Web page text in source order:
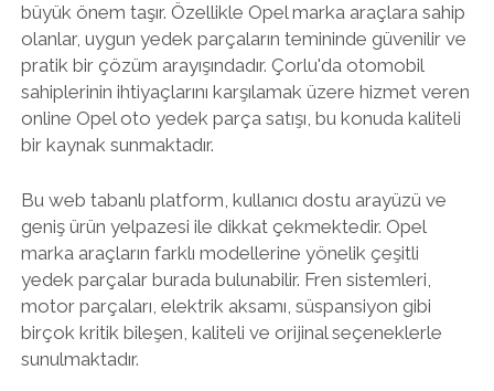
büyük önem taşır. Özellikle Opel marka araçlara sahip
olanlar, uygun yedek parçaların temininde güvenilir ve
pratik bir çözüm arayışındadır. Çorlu'da otomobil
sahiplerinin ihtiyaçlarını karşılamak üzere hizmet veren
online Opel oto yedek parça satışı, bu konuda kaliteli
bir kaynak sunmaktadır.
Bu web tabanlı platform, kullanıcı dostu arayüzü ve
geniş ürün yelpazesi ile dikkat çekmektedir. Opel
marka araçların farklı modellerine yönelik çeşitli
yedek parçalar burada bulunabilir. Fren sistemleri,
motor parçaları, elektrik aksamı, süspansiyon gibi
birçok kritik bileşen, kaliteli ve orijinal seçeneklerle
sunulmaktadır.